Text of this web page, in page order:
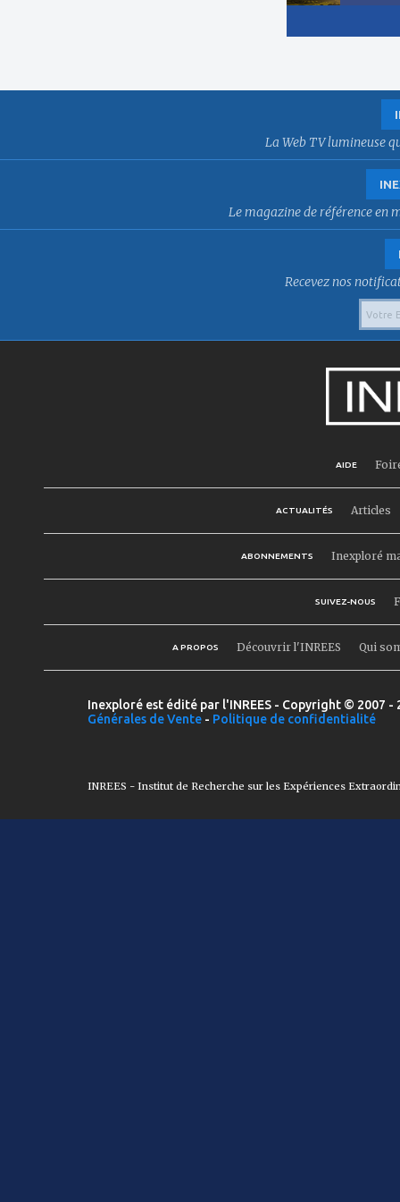
La Web TV lumineuse
Le magazine de référence en
Recevez nos
AIDE
ACTUALITÉS Articles
ABONNEMENTS Inexploré
SUIVEZ-NOUS
A PROPOS Découvrir l'INREES Qui
Inexploré est édité par l'INREES - Copyright © 2007
Générales de Vente - Politique de confidentialité
INREES - Institut de Recherche sur les Expériences